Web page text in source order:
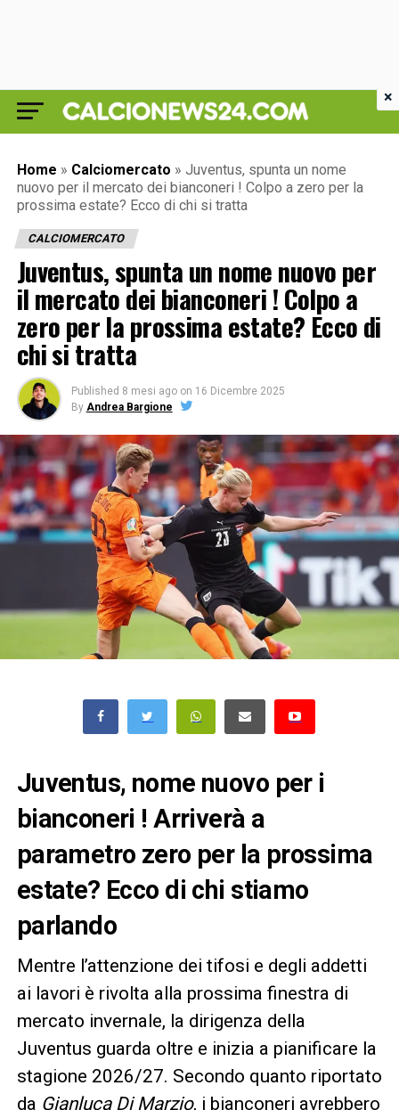
Home » Calciomercato » Juventus, spunta un nome
nuovo per il mercato dei bianconeri ! Colpo a zero per la
prossima estate? Ecco di chi si tratta
CALCIOMERCATO
Juventus, spunta un nome nuovo per
il mercato dei bianconeri ! Colpo a
zero per la prossima estate? Ecco di
chi si tratta
Published 8 mesi ago on 16 Dicembre 2025
By Andrea Bargione
Juventus, nome nuovo per i
bianconeri ! Arriverà a
parametro zero per la prossima
estate? Ecco di chi stiamo
parlando
Mentre l’attenzione dei tifosi e degli addetti
ai lavori è rivolta alla prossima finestra di
mercato invernale, la dirigenza della
Juventus guarda oltre e inizia a pianificare la
stagione 2026/27. Secondo quanto riportato
da Gianluca Di Marzio, i bianconeri avrebbero
×